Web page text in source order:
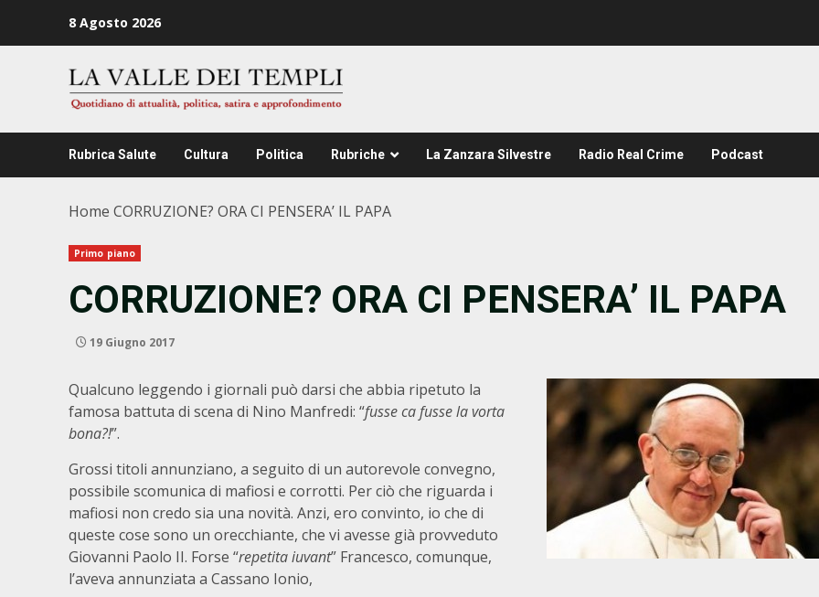
8 Agosto 2026
Rubrica Salute Cultura Politica Rubriche La Zanzara Silvestre Radio Real Crime Podcast
Home CORRUZIONE? ORA CI PENSERA’ IL PAPA
Primo piano
CORRUZIONE? ORA CI PENSERA’ IL PAPA
19 Giugno 2017
Qualcuno leggendo i giornali può darsi che abbia ripetuto la
famosa battuta di scena di Nino Manfredi: “fusse ca fusse la vorta
bona?!”.
Grossi titoli annunziano, a seguito di un autorevole convegno,
possibile scomunica di mafiosi e corrotti. Per ciò che riguarda i
mafiosi non credo sia una novità. Anzi, ero convinto, io che di
queste cose sono un orecchiante, che vi avesse già provveduto
Giovanni Paolo II. Forse “repetita iuvant” Francesco, comunque,
l’aveva annunziata a Cassano Ionio,